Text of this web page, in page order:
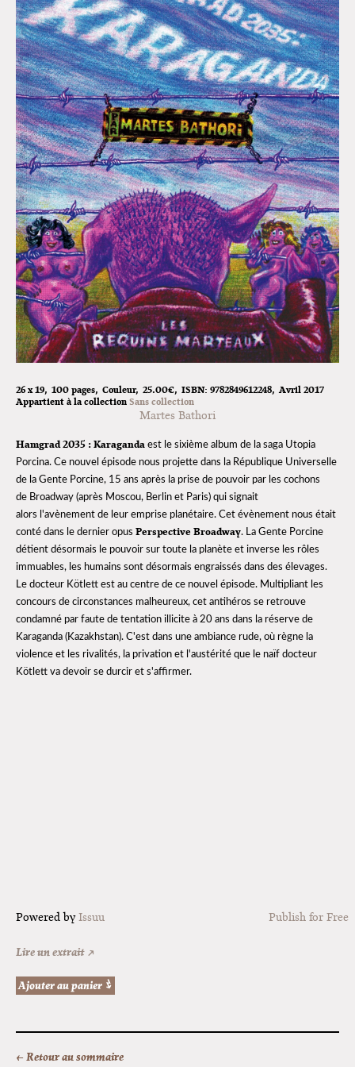
26 x 19 100 pages Couleur 25.00€ ISBN: 9782849612248 Avril 2017
Appartient à la collection Sans collection
Martes Bathori
Hamgrad 2035 : Karaganda est le sixième album de la saga Utopia
Porcina. Ce nouvel épisode nous projette dans la République Universelle
de la Gente Porcine, 15 ans après la prise de pouvoir par les cochons
de Broadway (après Moscou, Berlin et Paris) qui signait
alors l'avènement de leur emprise planétaire. Cet évènement nous était
conté dans le dernier opus Perspective Broadway. La Gente Porcine
détient désormais le pouvoir sur toute la planète et inverse les rôles
immuables, les humains sont désormais engraissés dans des élevages.
Le docteur Kötlett est au centre de ce nouvel épisode. Multipliant les
concours de circonstances malheureux, cet antihéros se retrouve
condamné par faute de tentation illicite à 20 ans dans la réserve de
Karaganda (Kazakhstan). C'est dans une ambiance rude, où règne la
violence et les rivalités, la privation et l'austérité que le naïf docteur
Kötlett va devoir se durcir et s'affirmer.
Powered byIssuu Publish for Free
Lire un extrait ↗
← Retour au sommaire
Montpellier !
Lancements de "Ras le bol" de
Cardon
Exposition "Fungirl : Funeral
Home" à Colomiers
Tournée "Vulva Viking" : Elizabeth
Pich à Paris et Vincennes !
Dédicace de Gwénola Carrère à
Bruxelles